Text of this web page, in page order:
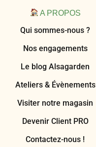
A PROPOS
Qui sommes-nous ?
Nos engagements
Le blog Alsagarden
Ateliers & Évènements
Visiter notre magasin
Devenir Client PRO
Contactez-nous !